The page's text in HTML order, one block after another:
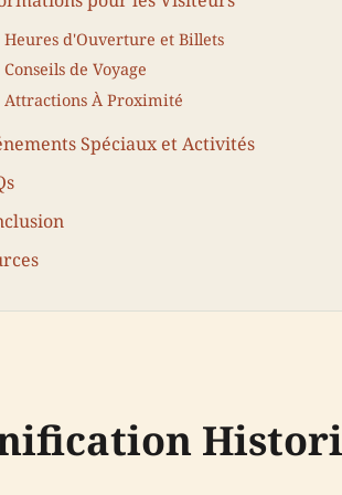
Heures d'Ouverture et Billets
Conseils de Voyage
Attractions À Proximité
Spéciaux et Activités